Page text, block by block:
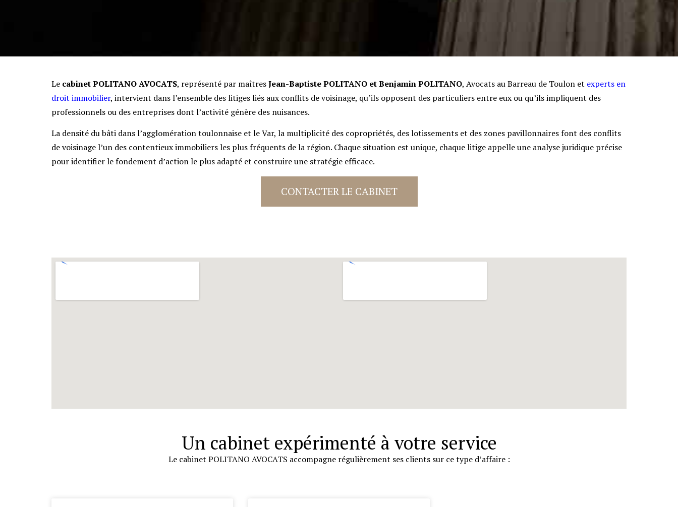
Le cabinet POLITANO AVOCATS, représenté par maîtresJean-Baptiste POLITANO et Benjamin POLITANO, Avocats au Barreau de Toulon et experts en
droit immobilier, intervient dans l’ensemble des litiges liés aux conflits de voisinage, qu’ils opposent des particuliers entre eux ou qu’ils impliquent des
professionnels ou des entreprises dont l’activité génère des nuisances.
La densité du bâti dans l’agglomération toulonnaise et le Var, la multiplicité des copropriétés, des lotissements et des zones pavillonnaires font des conflits
de voisinage l’un des contentieux immobiliers les plus fréquents de la région. Chaque situation est unique, chaque litige appelle une analyse juridique précise
pour identifier le fondement d’action le plus adapté et construire une stratégie efficace.
CONTACTER LE CABINET
Un cabinet expérimenté à votre service
Le cabinet POLITANO AVOCATS accompagne régulièrement ses clients sur ce type d’affaire :